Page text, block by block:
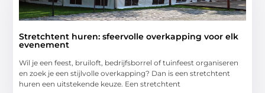
Stretchtent huren: sfeervolle overkapping voor elk
evenement
Wil je een feest, bruiloft, bedrijfsborrel of tuinfeest organiseren
en zoek je een stijlvolle overkapping? Dan is een stretchtent
huren een uitstekende keuze. Een stretchtent